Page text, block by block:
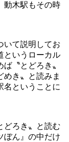
動木駅もその時
て説明してお
というローカル
〝とどろき〟
き〟と読みま
名ということに
ろき〟と読む
ぼん』の中だけ